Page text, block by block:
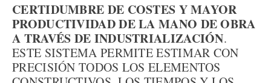
CERTIDUMBRE DE COSTES Y MAYOR
PRODUCTIVIDAD DE LA MANO DE OBRA
A TRAVÉS DE INDUSTRIALIZACIÓN.
ESTE SISTEMA PERMITE ESTIMAR CON
PRECISIÓN TODOS LOS ELEMENTOS